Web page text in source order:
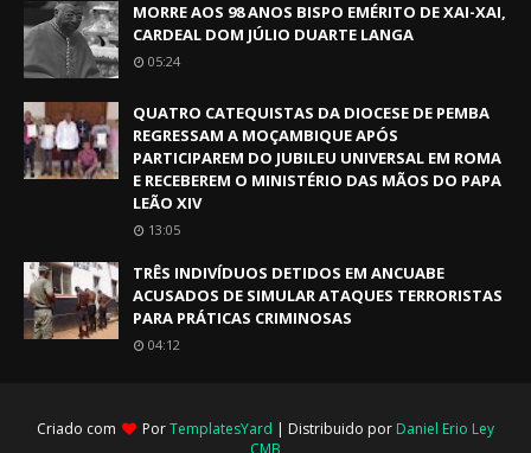
MORRE AOS 98 ANOS BISPO EMÉRITO DE XAI-XAI,
CARDEAL DOM JÚLIO DUARTE LANGA
05:24
QUATRO CATEQUISTAS DA DIOCESE DE PEMBA
REGRESSAM A MOÇAMBIQUE APÓS
PARTICIPAREM DO JUBILEU UNIVERSAL EM ROMA
E RECEBEREM O MINISTÉRIO DAS MÃOS DO PAPA
LEÃO XIV
13:05
TRÊS INDIVÍDUOS DETIDOS EM ANCUABE
ACUSADOS DE SIMULAR ATAQUES TERRORISTAS
PARA PRÁTICAS CRIMINOSAS
04:12
Criado com PorTemplatesYard | Distribuido por Daniel Erio Ley
CMB